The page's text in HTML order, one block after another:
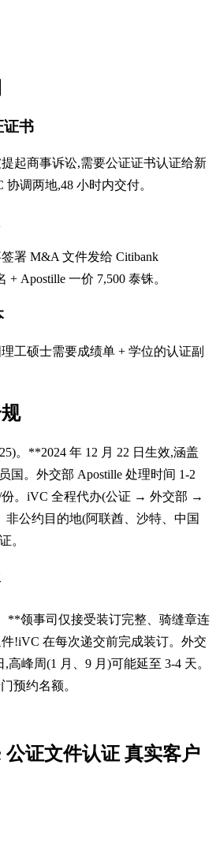
证书
提起商事诉讼,需要公证证书认证给新
调两地,48 小时内交付。
署 M&A 文件发给 Citibank
+ Apostille 一价 7,500 泰铢。
工硕士需要成绩单 + 学位的认证副
。**2024 年 12 月 22 日生效,涵盖
国。外交部 Apostille 处理时间 1-2
份。iVC 全程代办(公证 → 外交部 →
非公约目的地(阿联酋、沙特、中国
。
**领事司仅接受装订完整、骑缝章连
!iVC 在每次递交前完成装订。外交
高峰周(1 月、9 月)可能延至 3-4 天。
预约名额。
证文件认证 真实客户